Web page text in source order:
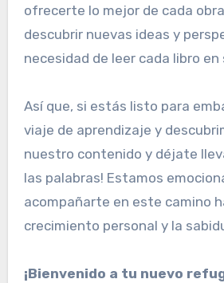
ofrecerte lo mejor de cada
descubrir nuevas ideas y
necesidad de leer cada libro
Así que, si estás listo para
viaje de aprendizaje y
nuestro contenido y déjate
las palabras! Estamos
acompañarte en este camino
crecimiento personal y la
¡Bienvenido a tu nuevo